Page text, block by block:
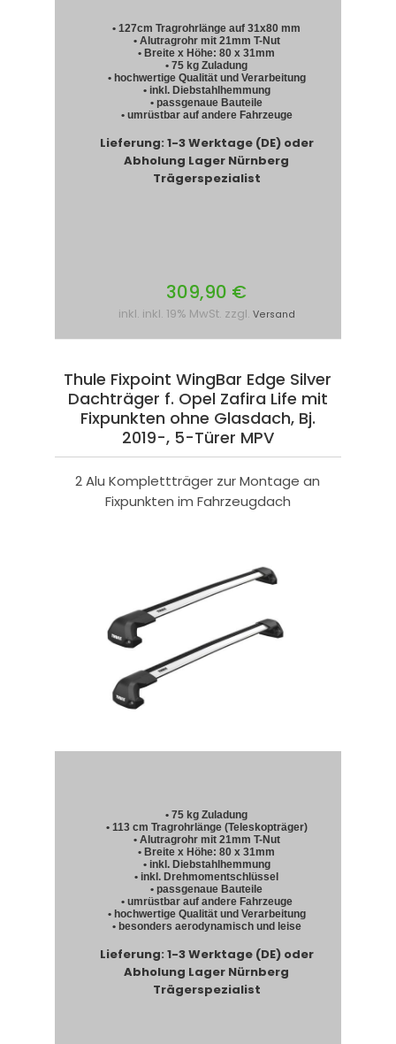
• 127cm Tragrohrlänge auf 31x80 mm
• Alutragrohr mit 21mm T-Nut
• Breite x Höhe: 80 x 31mm
• 75 kg Zuladung
• hochwertige Qualität und Verarbeitung
• inkl. Diebstahlhemmung
• passgenaue Bauteile
• umrüstbar auf andere Fahrzeuge
Lieferung: 1-3 Werktage (DE) oder
Abholung Lager Nürnberg
Trägerspezialist
309,90 €
inkl. inkl. 19% MwSt. zzgl. Versand
Thule Fixpoint WingBar Edge Silver
Dachträger f. Opel Zafira Life mit
Fixpunkten ohne Glasdach, Bj.
2019-, 5-Türer MPV
2 Alu Komplettträger zur Montage an
Fixpunkten im Fahrzeugdach
• 75 kg Zuladung
• 113 cm Tragrohrlänge (Teleskopträger)
• Alutragrohr mit 21mm T-Nut
• Breite x Höhe: 80 x 31mm
• inkl. Diebstahlhemmung
• inkl. Drehmomentschlüssel
• passgenaue Bauteile
• umrüstbar auf andere Fahrzeuge
• hochwertige Qualität und Verarbeitung
• besonders aerodynamisch und leise
Lieferung: 1-3 Werktage (DE) oder
Abholung Lager Nürnberg
Trägerspezialist